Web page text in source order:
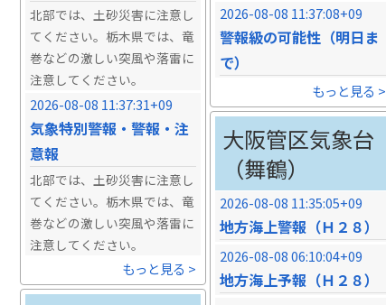
北部では、土砂災害に注意し
てください。栃木県では、竜
巻などの激しい突風や落雷に
注意してください。
2026-08-08 11:37:31+09
気象特別警報・警報・注
意報
北部では、土砂災害に注意し
てください。栃木県では、竜
巻などの激しい突風や落雷に
注意してください。
もっと見る >
2026-08-08 11:37:08+09
警報級の可能性（明日ま
で）
もっと見る >
大阪管区気象台
（舞鶴）
2026-08-08 11:35:05+09
地方海上警報（Ｈ２８）
2026-08-08 06:10:04+09
地方海上予報（Ｈ２８）